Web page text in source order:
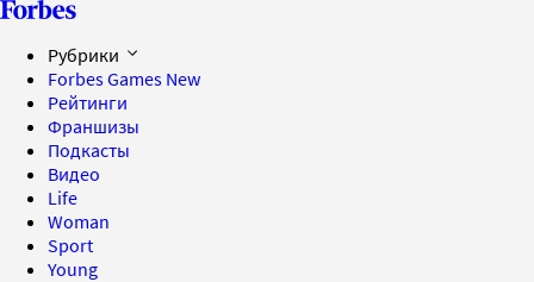
Рубрики
Forbes Games New
Рейтинги
Франшизы
Подкасты
Видео
Life
Woman
Sport
Young